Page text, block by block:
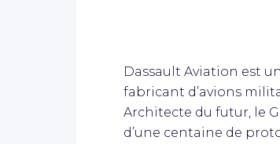
Dassault Aviation est
fabricant d’avions
Architecte du futur, le
d’une centaine de